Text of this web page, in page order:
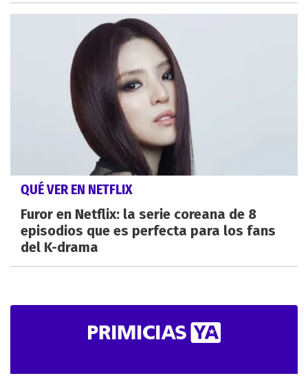
QUÉ VER EN NETFLIX
Furor en Netflix: la serie coreana de 8
episodios que es perfecta para los fans
del K-drama